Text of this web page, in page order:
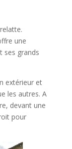
une
ses grands
extérieur et
les autres. A
devant une
pour